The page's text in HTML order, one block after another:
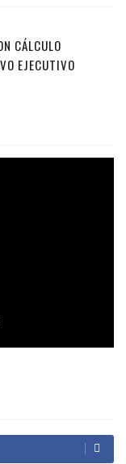
CÁLCULO
EJECUTIVO